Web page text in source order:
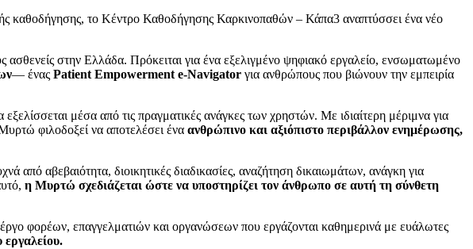
καθοδήγησης, το Κέντρο Καθοδήγησης Καρκινοπαθών – Κάπα3 αναπτύσσει ένα νέο
ασθενείς στην Ελλάδα. Πρόκειται για ένα εξελιγμένο ψηφιακό εργαλείο, ενσωματωμένο
— ένας Patient Empowerment e-Navigator για ανθρώπους που βιώνουν την εμπειρία
εξελίσσεται μέσα από τις πραγματικές ανάγκες των χρηστών. Με ιδιαίτερη μέριμνα για
φιλοδοξεί να αποτελέσει ένα ανθρώπινο και αξιόπιστο περιβάλλον ενημέρωσης,
από αβεβαιότητα, διοικητικές διαδικασίες, αναζήτηση δικαιωμάτων, ανάγκη για
η Μυρτώ σχεδιάζεται ώστε να υποστηρίζει τον άνθρωπο σε αυτή τη σύνθετη
φορέων, επαγγελματιών και οργανώσεων που εργάζονται καθημερινά με ευάλωτες